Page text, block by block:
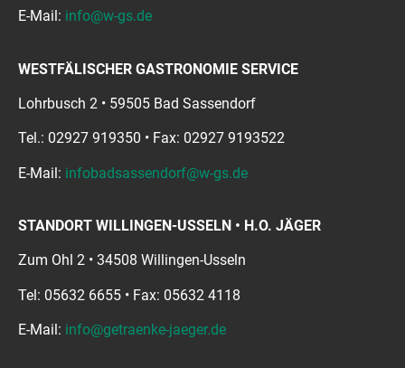
E-Mail: info@w-gs.de
WESTFÄLISCHER GASTRONOMIE SERVICE
Lohrbusch 2 • 59505 Bad Sassendorf
Tel.: 02927 919350 • Fax: 02927 9193522
E-Mail: infobadsassendorf@w-gs.de
STANDORT WILLINGEN-USSELN • H.O. JÄGER
Zum Ohl 2 • 34508 Willingen-Usseln
Tel: 05632 6655 • Fax: 05632 4118
E-Mail: info@getraenke-jaeger.de